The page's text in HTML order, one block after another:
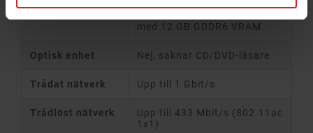
med 12 GB GDDR6 VRAM
Optisk enhet Nej, saknar CD/DVD-läsare
Trådat nätverk Upp till 1 Gbit/s
Trådlöst nätverk
Upp till 433 Mbit/s (802.11ac
1x1)